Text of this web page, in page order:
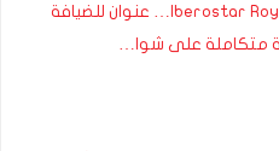
فندق Iberostar Royal El Mansour… عنوان للضيافة
متكاملة على شوا…